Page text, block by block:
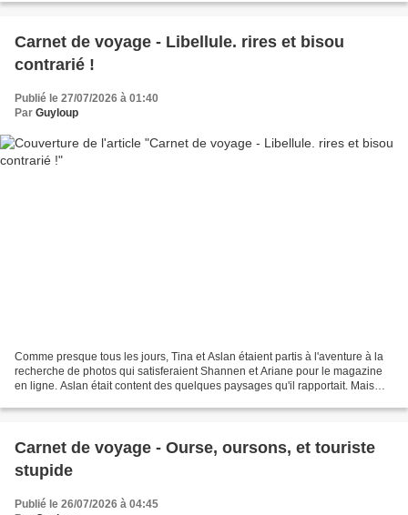
Carnet de voyage - Libellule. rires et bisou
contrarié !
Publié le 27/07/2026 à 01:40
Par Guyloup
Comme presque tous les jours, Tina et Aslan étaient partis à l'aventure à la
recherche de photos qui satisferaient Shannen et Ariane pour le magazine
en ligne. Aslan était content des quelques paysages qu'il rapportait. Mais
Carnet de voyage - Ourse, oursons, et touriste
stupide
Publié le 26/07/2026 à 04:45